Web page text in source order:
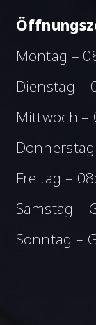
Montag –
Dienstag –
Mittwoch –
Freitag –
Samstag –
Sonntag –